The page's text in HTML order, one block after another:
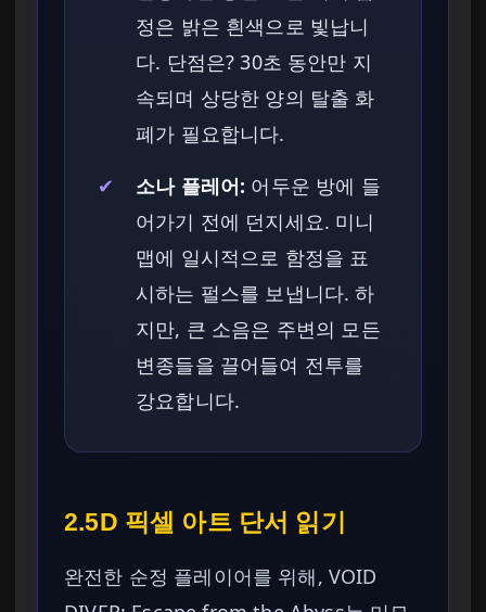
정은 밝은 흰색으로 빛납니
다. 단점은? 30초 동안만 지
속되며 상당한 양의 탈출 화
폐가 필요합니다.
✔
소나 플레어: 어두운 방에 들
어가기 전에 던지세요. 미니
맵에 일시적으로 함정을 표
시하는 펄스를 보냅니다. 하
지만, 큰 소음은 주변의 모든
변종들을 끌어들여 전투를
강요합니다.
2.5D 픽셀 아트 단서 읽기
완전한 순정 플레이어를 위해, VOID